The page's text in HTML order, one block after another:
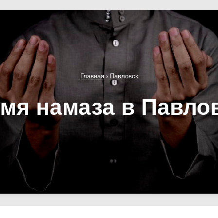
Главная› Павловск
намаза в